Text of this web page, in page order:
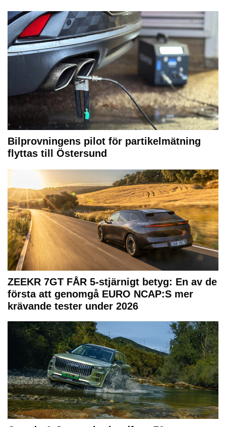
Bilprovningens pilot för partikelmätning
flyttas till Östersund
ZEEKR 7GT FÅR 5-stjärnigt betyg: En av de
första att genomgå EURO NCAP:S mer
krävande tester under 2026